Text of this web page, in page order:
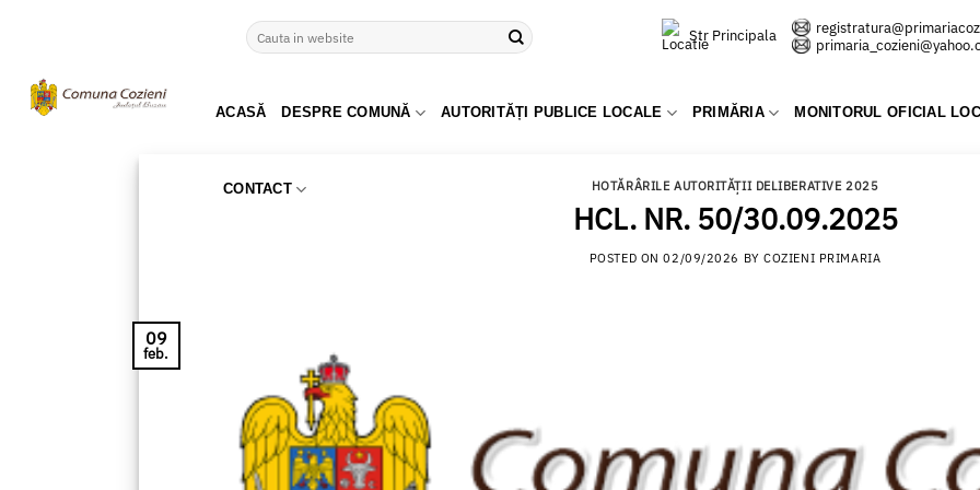
Str Principala
ACASĂ DESPRE COMUNĂ AUTORITĂȚI PUBLICE LOCALE PRIMĂRIA MONITORUL OFICIAL
CONTACT HOTĂRÂRILE AUTORITĂȚII DELIBERATIVE 2025
HCL. NR. 50/30.09.2025
POSTED ON02/09/2026 BYCOZIENI PRIMARIA
09
feb.